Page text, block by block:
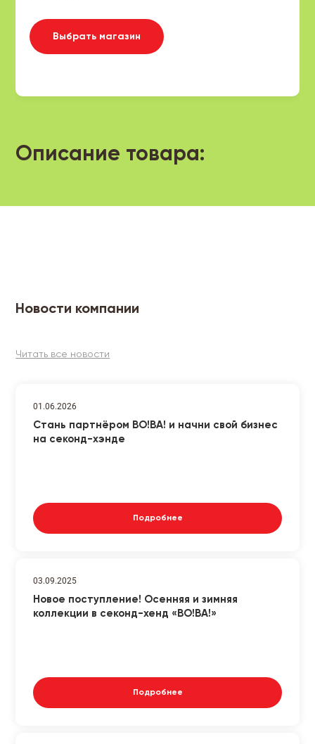
Выбрать магазин
Описание товара:
Новости компании
Читать все новости
01.06.2026
Стань партнёром ВО!ВА! и начни свой бизнес
на секонд-хэнде
Подробнее
03.09.2025
Новое поступление! Осенняя и зимняя
коллекции в секонд-хенд «ВО!ВА!»
Подробнее